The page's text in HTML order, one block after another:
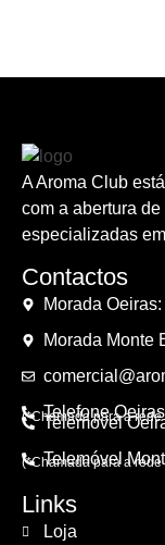
A Aroma Club
com a abertura
especializadas
Contactos
Morada
Morada Monte
Telefone
(*Chamada para a
Telemóvel
Telemóvel
(*Chamada para a
Links
Loja